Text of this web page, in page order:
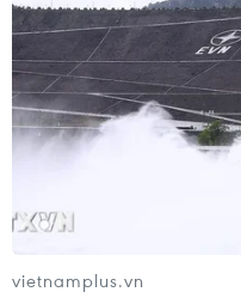
06/08/2026 04:33
Hà Nội: 'Đánh thức' di
mở đường cho sáng
Đồng Nai cảnh báo
vietnamplus.vn